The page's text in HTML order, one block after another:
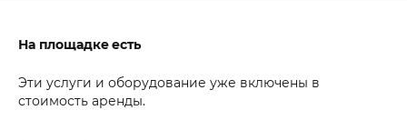
На площадке есть
Эти услуги и оборудование уже включены в
стоимость аренды.